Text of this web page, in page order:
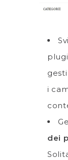
i
dei